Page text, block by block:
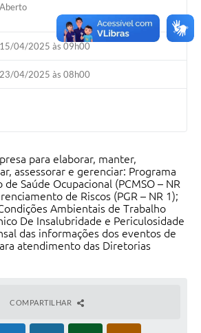
Aberto
15/04/2025 às 09h00
23/04/2025 às 08h00
para elaborar, manter,
assessorar e gerenciar: Programa
Saúde Ocupacional (PCMSO – NR
de Riscos (PGR – NR 1);
Ambientais de Trabalho
De Insalubridade e Periculosidade
das informações dos eventos de
atendimento das Diretorias
COMPARTILHAR